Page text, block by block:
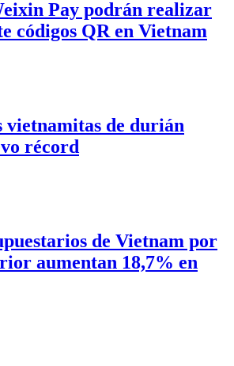
Pay podrán realizar
códigos QR en Vietnam
vietnamitas de durián
récord
de Vietnam por
aumentan 18,7% en